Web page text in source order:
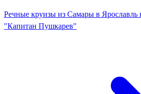
Речные круизы из Самары в Ярославль
"Капитан Пушкарев"